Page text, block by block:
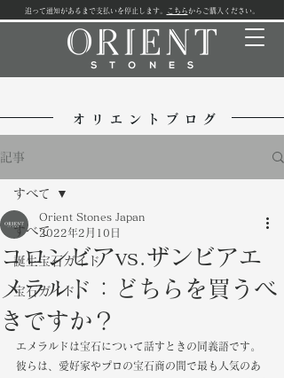
追って通知があるまで支払いを停止します。 こちらからご購入ください。
オリエントブログ
記事
すべて
誕生宝石ガイド
宝石ガイド
すべて
コロンビアvs.ザンビアエ
メラルド：どちらを買うべ
きですか？
Orient Stones Japan
2022年2月10日
エメラルドは宝石について話すときの同義語です。
彼らは、愛好家やプロの宝石商の間で最も人気のあ